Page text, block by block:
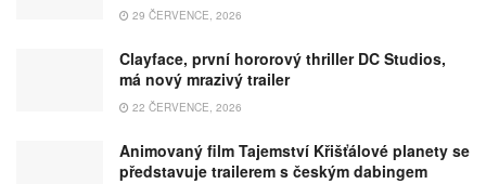
29 ČERVENCE, 2026
Clayface, první hororový thriller DC Studios,
má nový mrazivý trailer
22 ČERVENCE, 2026
Animovaný film Tajemství Křišťálové planety se
představuje trailerem s českým dabingem